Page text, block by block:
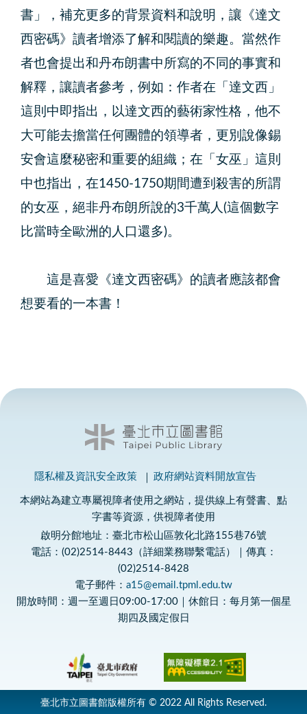
書」，補充更多的背景資料和說明，讓《達文
西密碼》讀者增添了解和閱讀的樂趣。當然作
者也會提出和丹布朗書中所寫的不同的事實和
解釋，讓讀者參考，例如：作者在「達文西」
這則中即指出，以達文西的藝術家性格，他不
大可能去擔當任何團體的領導者，更別說像錫
安會這麼秘密和重要的組織；在「女巫」這則
中也指出，在1450-1750期間遭到殺害的所謂
的女巫，絕非丹布朗所說的3千萬人(這個數字
比當時全歐洲的人口還多)。
這是喜愛《達文西密碼》的讀者應該都會
想要看的一本書！
隱私權及資訊安全政策 政府網站資料開放宣告
本網站為建立專屬視障者使用之網站，提供線上有聲書、點
字書等資源，供視障者使用
啟明分館地址：臺北市松山區敦化北路155巷76號
電話：(02)2514-8443（詳細業務聯繫電話）｜傳真：
(02)2514-8428
電子郵件： a15@email.tpml.edu.tw
開放時間：週一至週日09:00-17:00｜休館日：每月第一個星
期四及國定假日
臺北市立圖書館版權所有 © 2022 All Rights Reserved.